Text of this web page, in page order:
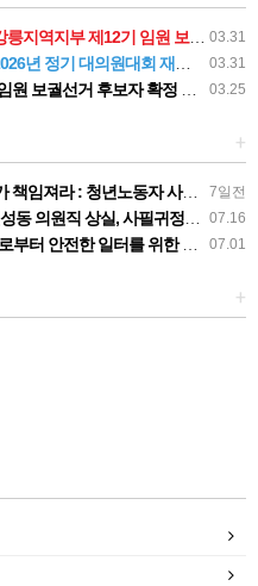
03.31
제12기 임원 보궐선거결과 공고
03.31
정기 대의원대회 재소집 건
03.25
보궐선거 후보자 확정 공고
+
7일전
의 철저한 진상규명과 재발방지 대책 마련하라
07.16
의원직 상실, 사필귀정이다
07.01
노총 강원지역본부 폭염감시단 선포 기자회견
+